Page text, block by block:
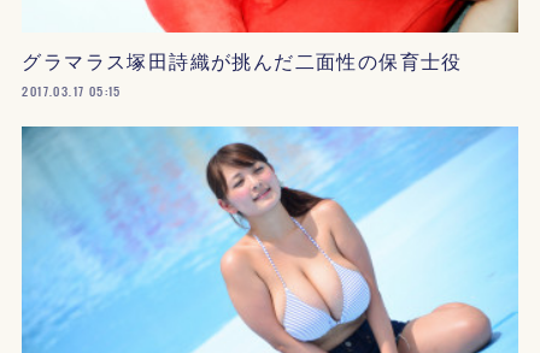
グラマラス塚田詩織が挑んだ二面性の保育士役
2017.03.17 05:15